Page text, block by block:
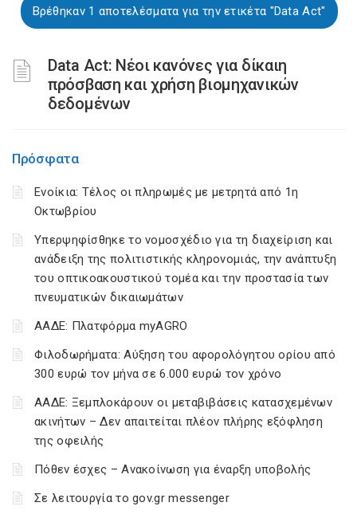
Βρέθηκαν 1 αποτελέσματα για την ετικέτα "Data Act"
Data Act: Νέοι κανόνες για δίκαιη
πρόσβαση και χρήση βιομηχανικών
δεδομένων
Πρόσφατα
Ενοίκια: Τέλος οι πληρωμές με μετρητά από 1η
Οκτωβρίου
Υπερψηφίσθηκε το νομοσχέδιο για τη διαχείριση και
ανάδειξη της πολιτιστικής κληρονομιάς, την ανάπτυξη
του οπτικοακουστικού τομέα και την προστασία των
πνευματικών δικαιωμάτων
ΑΑΔΕ: Πλατφόρμα myAGRO
Φιλοδωρήματα: Αύξηση του αφορολόγητου ορίου από
300 ευρώ τον μήνα σε 6.000 ευρώ τον χρόνο
ΑΑΔΕ: Ξεμπλοκάρουν οι μεταβιβάσεις κατασχεμένων
ακινήτων – Δεν απαιτείται πλέον πλήρης εξόφληση
της οφειλής
Πόθεν έσχες – Ανακοίνωση για έναρξη υποβολής
Σε λειτουργία το gov.gr messenger